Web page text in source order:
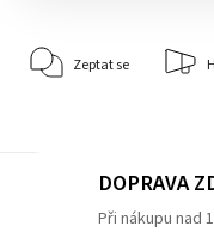
Zeptat se
DOPRAVA
Při nákupu nad